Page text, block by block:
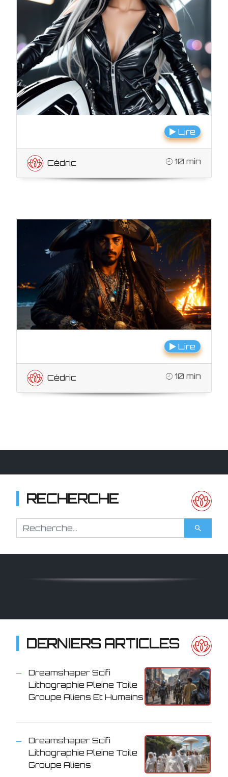
Lire
Cédric 10 min
Lire
Cédric 10 min
RECHERCHE
DERNIERS ARTICLES
Dreamshaper Scifi
Lithographie Pleine Toile
Groupe Aliens Et Humains
Dreamshaper Scifi
Lithographie Pleine Toile
Groupe Aliens